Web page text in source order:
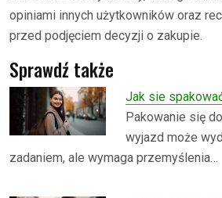
opiniami innych użytkowników oraz
przed podjęciem decyzji o zakupie.
Sprawdź także
Jak sie
Pakowanie się
wyjazd może
zadaniem, ale wymaga przemyślenia…